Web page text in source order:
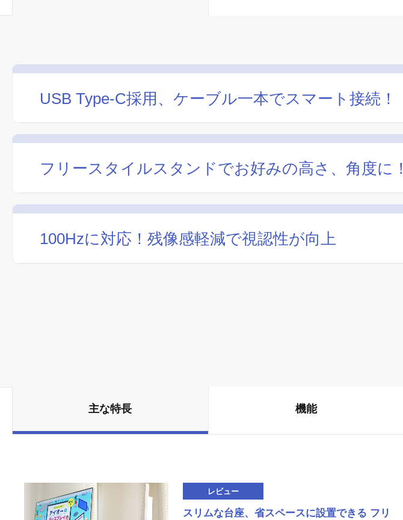
USB Type-C採用、ケーブル一本でスマート接続！
フリースタイルスタンドでお好みの高さ、角度に！
100Hzに対応！残像感軽減で視認性が向上
主な特長 機能
レビュー
スリムな台座、省スペースに設置できる フリ